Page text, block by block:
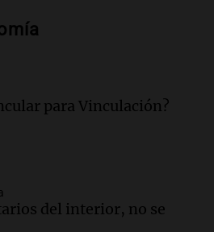
los ganadores de
inicia pago de bonos y
electoral y
presentaron
para Vinculación?
del interior, no se